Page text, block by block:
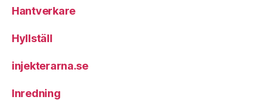
Hantverkare
Hyllställ
injekterarna.se
Inredning